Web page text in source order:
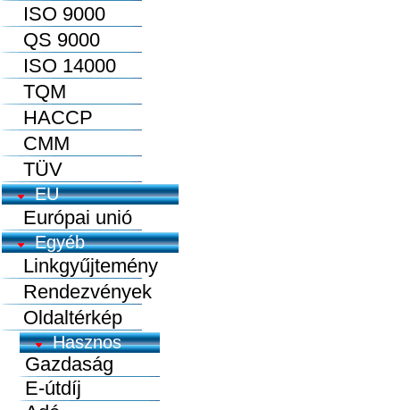
ISO 9000
QS 9000
ISO 14000
TQM
HACCP
CMM
TÜV
EU
Európai unió
Egyéb
Linkgyűjtemény
Rendezvények
Oldaltérkép